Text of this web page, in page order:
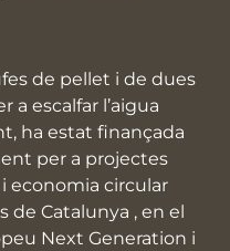
de pellet i de dues
a escalfar l’aigua
ha estat finançada
per a projectes
economia circular
de Catalunya , en el
Next Generation i